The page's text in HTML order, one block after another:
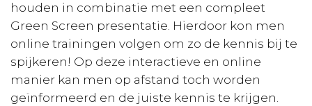
houden in combinatie met een compleet
Green Screen presentatie. Hierdoor kon men
online trainingen volgen om zo de kennis bij te
spijkeren! Op deze interactieve en online
manier kan men op afstand toch worden
geïnformeerd en de juiste kennis te krijgen.